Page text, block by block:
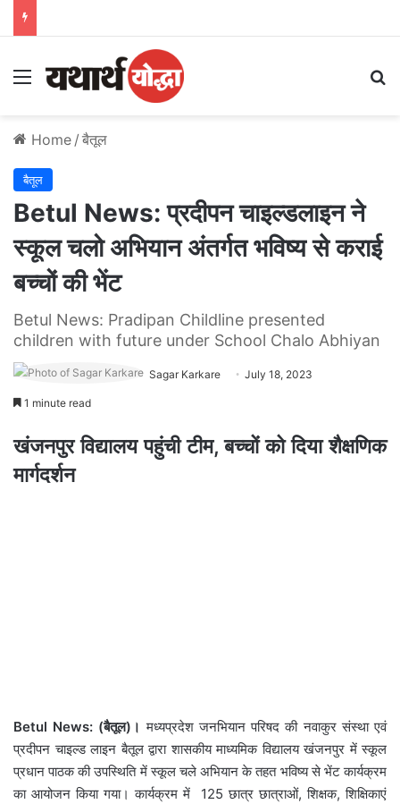
Menu
Home / बैतूल
बैतूल
Betul News: प्रदीपन चाइल्डलाइन ने
स्कूल चलो अभियान अंतर्गत भविष्य से कराई
बच्चों की भेंट
Betul News: Pradipan Childline presented
children with future under School Chalo Abhiyan
Sagar Karkare July 18, 2023
1 minute read
खंजनपुर विद्यालय पहुंची टीम, बच्चों को दिया शैक्षणिक
मार्गदर्शन
Betul News: (बैतूल)। मध्यप्रदेश जनभियान परिषद की नवाकुर संस्था एवं
प्रदीपन चाइल्ड लाइन बैतूल द्वारा शासकीय माध्यमिक विद्यालय खंजनपुर में स्कूल
प्रधान पाठक की उपस्थिति में स्कूल चले अभियान के तहत भविष्य से भेंट कार्यक्रम
का आयोजन किया गया। कार्यक्रम में 125 छात्र छात्राओं, शिक्षक, शिक्षिकाएं